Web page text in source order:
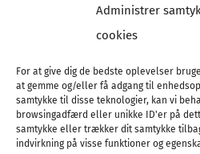
Administrer
cookies
For at give dig de bedste oplevelser
at gemme og/eller få adgang til
samtykke til disse teknologier, kan vi
browsingadfærd eller unikke ID'er på
samtykke eller trækker dit samtykke
indvirkning på visse funktioner og
Tel :89 88
E-post:
Nordic Bridal